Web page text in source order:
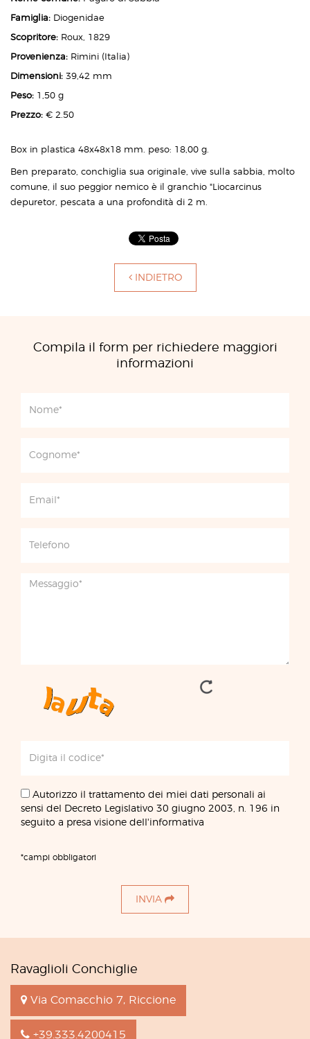
Famiglia: Diogenidae
Scopritore: Roux, 1829
Provenienza: Rimini (Italia)
Dimensioni: 39,42 mm
Peso: 1,50 g
Prezzo: € 2.50
Box in plastica 48x48x18 mm. peso: 18,00 g.
Ben preparato, conchiglia sua originale, vive sulla sabbia, molto
comune, il suo peggior nemico è il granchio "Liocarcinus
depuretor, pescata a una profondità di 2 m.
INDIETRO
Compila il form per richiedere maggiori
informazioni
Autorizzo il trattamento dei miei dati personali ai
sensi del Decreto Legislativo 30 giugno 2003, n. 196 in
seguito a presa visione dell'informativa
*campi obbligatori
INVIA
Ravaglioli Conchiglie
Via Comacchio 7, Riccione
+39.333.4200415